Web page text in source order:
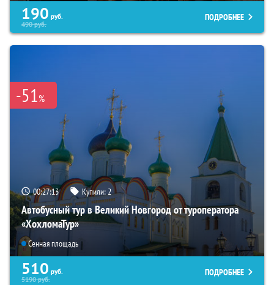
190 руб.
490руб.
ПОДРОБНЕЕ
-51%
00:27:12 Купили:2
Автобусный тур в Великий Новгород от туроператора
«ХохломаТур»
Сенная площадь
510 руб.
5190руб.
ПОДРОБНЕЕ